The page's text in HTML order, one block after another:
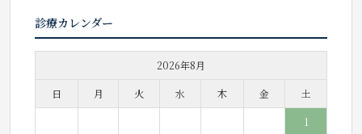
診療カレンダー
2026年8月
日 月 火 水 木 金 土
1